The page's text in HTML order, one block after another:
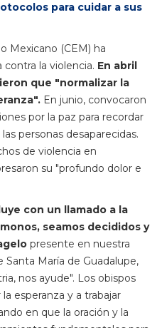
para cuidar a sus
Mexicano (CEM) ha
la violencia. En abril
que "normalizar la
En junio, convocaron
por la paz para recordar
personas desaparecidas.
de violencia en
su "profundo dolor e
con un llamado a la
seamos decididos y
presente en nuestra
María de Guadalupe,
nos ayude". Los obispos
esperanza y a trabajar
en que la oración y la